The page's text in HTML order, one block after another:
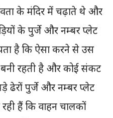
के मंदिर में चढ़ाते थे और
के पुर्जे और नम्बर प्लेट
है कि ऐसा करने से उस
बनी रहती है और कोई संकट
ढेरों पुर्जे और नम्बर प्लेट
हैं कि वाहन चालकों